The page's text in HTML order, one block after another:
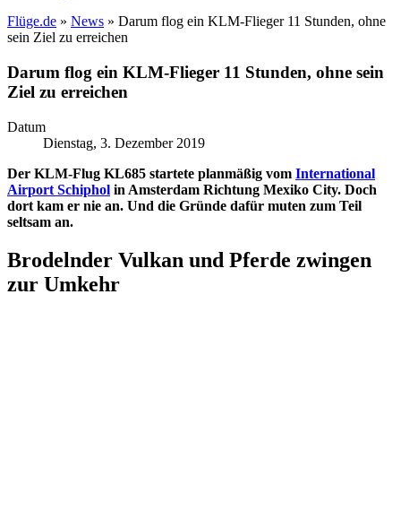
Flüge.de » News » Darum flog ein KLM-Flieger 11 Stunden, ohne
sein Ziel zu erreichen
Darum flog ein KLM-Flieger 11 Stunden, ohne sein
Ziel zu erreichen
Datum
Dienstag, 3. Dezember 2019
Der KLM-Flug KL685 startete planmäßig vom International
Airport Schiphol in Amsterdam Richtung Mexiko City. Doch
dort kam er nie an. Und die Gründe dafür muten zum Teil
seltsam an.
Brodelnder Vulkan und Pferde zwingen
zur Umkehr